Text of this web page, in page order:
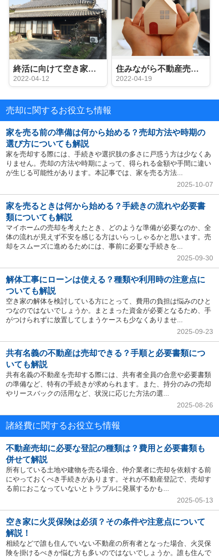
終活に向けて空き家を相続する？空き家を放置した場合のデメリットもご紹介
2022-04-12
住みながら不動産売却できる？メリット・デメリットや注意点を一挙解説
2022-04-19
売却に関するお役立ち情報
家を売る前の準備は何から始める？売却方法や時期の
選び方についても解説
家を売却する際には、手続きや選択肢の多さに戸惑う方は少なくあ
りません。売却の方法や時期によって、得られる金額や手間に違い
が生じる可能性があります。本記事では、家を売る方法...
2025-10-07
家を売るときは何から始める？手続きの流れや必要書
類についても解説
マイホームの売却を考えたとき、どのような準備が必要なのか、全
体の流れが見えず不安を感じる方はいらっしゃるかと思います。売
却をスムーズに進めるためには、事前に必要な手続きを...
2025-09-30
解体工事にローンは使える？種類や利用時の注意点に
ついても解説
空き家の解体を検討している方にとって、費用の負担は悩みのひと
つなのではないでしょうか。まとまった資金が必要となるため、手
がつけられずに放置してしまうケースも少なくありませ...
2025-09-23
共有名義の不動産は売却できる？手順と必要書類につ
いても解説
共有名義の不動産を売却する際には、共有者全員の合意や必要書類
の準備など、特有の手続きが求められます。また、持分のみの売却
やリースバックの活用など、状況に応じた方法の選...
2025-08-26
諸経費に関するお役立ち情報
不動産売却に必要な登記の種類は？費用と必要書類も
併せて解説
所有している土地や建物を売る場合、仲介業者に売却を依頼する前
にやっておくべき手続きがあります。それが不動産登記で、売却す
る前におこなっていないとトラブルに発展するかも...
2025-05-13
空き家に火災保険は必須？その条件や注意点について
解説！
相続などで誰も住んでいない不動産の所有者となった場合、火災保
険を掛けるべきか悩む方も多いのではないでしょうか。誰も住んで